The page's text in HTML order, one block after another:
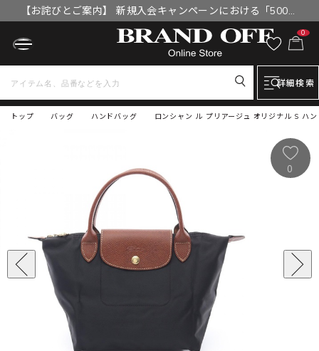
【お詫びとご案内】 新規入会キャンペーンにおける「500円
OFFクーポン」付与漏れと補填について
0
詳細検索
トップ ロンシャン ル プリアージュ オリジナル S ハ
バッグ ハンドバッグ
0